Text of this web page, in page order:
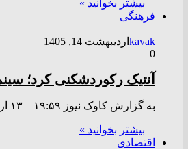
بیشتر بخوانید »
فرهنگی
kavak اردیبهشت 14, 1405
0
آنتیک رکوردشکنی کرد؛ سینما‌ها در دو
به گزارش کاوک نیوز ۱۹:۵۹ – ۱۳ ارديبهشت ۱۴۰۵ باشگاه خبرنگاران جوان؛ دل آرا ودودی – در دو هفته گذشته،…
بیشتر بخوانید »
اقتصادی